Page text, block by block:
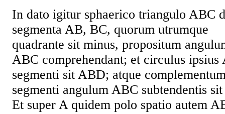
In dato igitur sphaerico triangulo ABC
segmenta AB, BC, quorum utrumque
quadrante sit minus, propositum
ABC comprehendant; et circulus ipsius
segmenti sit ABD; atque
segmenti angulum ABC subtendentis
Et super A quidem polo spatio autem